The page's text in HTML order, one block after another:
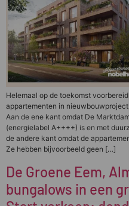
Helemaal op de toekomst
appartementen in
Aan de ene kant omdat De
(energielabel A++++) is en met
de andere kant omdat de
Ze hebben bijvoorbeeld geen […]
De Groene Eem,
bungalows in een